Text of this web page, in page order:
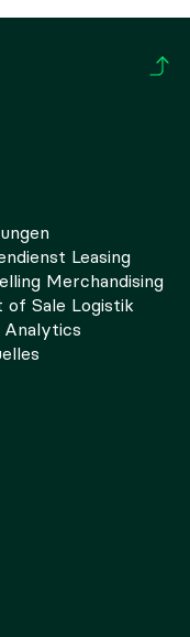
Leasing
Merchandising
of Sale Logistik
Analytics